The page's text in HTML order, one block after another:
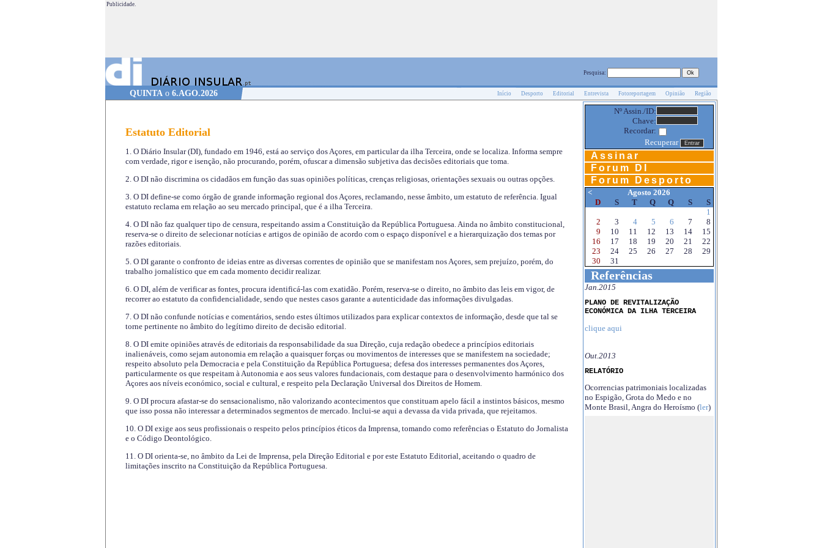
Publicidade.
Pesquisa:
QUINTA o 6.AGO.2026 Início Desporto Editorial Entrevista Fotoreportagem Opinião Região
Estatuto Editorial
1. O Diário Insular (DI), fundado em 1946, está ao serviço dos Açores, em particular da ilha Terceira, onde se localiza. Informa sempre
com verdade, rigor e isenção, não procurando, porém, ofuscar a dimensão subjetiva das decisões editoriais que toma.
2. O DI não discrimina os cidadãos em função das suas opiniões políticas, crenças religiosas, orientações sexuais ou outras opções.
3. O DI define-se como órgão de grande informação regional dos Açores, reclamando, nesse âmbito, um estatuto de referência. Igual
estatuto reclama em relação ao seu mercado principal, que é a ilha Terceira.
4. O DI não faz qualquer tipo de censura, respeitando assim a Constituição da República Portuguesa. Ainda no âmbito constitucional,
reserva-se o direito de selecionar notícias e artigos de opinião de acordo com o espaço disponível e a hierarquização dos temas por
razões editoriais.
5. O DI garante o confronto de ideias entre as diversas correntes de opinião que se manifestam nos Açores, sem prejuízo, porém, do
trabalho jornalístico que em cada momento decidir realizar.
6. O DI, além de verificar as fontes, procura identificá-las com exatidão. Porém, reserva-se o direito, no âmbito das leis em vigor, de
recorrer ao estatuto da confidencialidade, sendo que nestes casos garante a autenticidade das informações divulgadas.
7. O DI não confunde notícias e comentários, sendo estes últimos utilizados para explicar contextos de informação, desde que tal se
torne pertinente no âmbito do legítimo direito de decisão editorial.
8. O DI emite opiniões através de editoriais da responsabilidade da sua Direção, cuja redação obedece a princípios editoriais
inalienáveis, como sejam autonomia em relação a quaisquer forças ou movimentos de interesses que se manifestem na sociedade;
respeito absoluto pela Democracia e pela Constituição da República Portuguesa; defesa dos interesses permanentes dos Açores,
particularmente os que respeitam à Autonomia e aos seus valores fundacionais, com destaque para o desenvolvimento harmónico dos
Açores aos níveis económico, social e cultural, e respeito pela Declaração Universal dos Direitos de Homem.
9. O DI procura afastar-se do sensacionalismo, não valorizando acontecimentos que constituam apelo fácil a instintos básicos, mesmo
que isso possa não interessar a determinados segmentos de mercado. Inclui-se aqui a devassa da vida privada, que rejeitamos.
10. O DI exige aos seus profissionais o respeito pelos princípios éticos da Imprensa, tomando como referências o Estatuto do Jornalista
e o Código Deontológico.
11. O DI orienta-se, no âmbito da Lei de Imprensa, pela Direção Editorial e por este Estatuto Editorial, aceitando o quadro de
limitações inscrito na Constituição da República Portuguesa.
Nº Assin./ID:
Chave:
Recordar:
Recuperar
Assinar
Forum DI
Forum Desporto
<
Agosto 2026
D
S T Q Q S
S
1
2
3 4 5 6 7
8
9
10 11 12 13 14
15
16
17 18 19 20 21
22
23
24 25 26 27 28
29
30
31
Referências
Jan.2015
PLANO DE REVITALIZAÇÃO
ECONÓMICA DA ILHA TERCEIRA
clique aqui
Out.2013
RELATÓRIO
Ocorrencias patrimoniais localizadas
no Espigão, Grota do Medo e no
Monte Brasil, Angra do Heroísmo (ler)